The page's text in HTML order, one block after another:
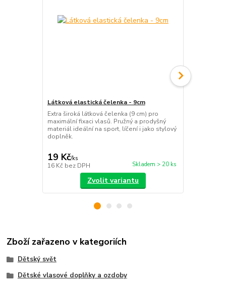
Látková elastická čelenka - 9cm
Extra široká látková čelenka (9 cm) pro
maximální fixaci vlasů. Pružný a prodyšný
materiál ideální na sport, líčení i jako stylový
doplněk.
19 Kč/ks
16 Kč bez DPH Skladem > 20 ks
Zvolit variantu
Zboží zařazeno v kategoriích
Dětský svět
Dětské vlasové doplňky a ozdoby